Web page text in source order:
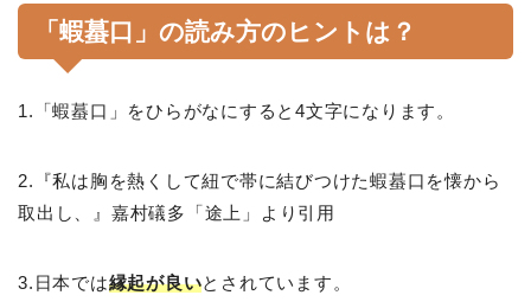
「蝦蟇口」の読み方のヒントは？
1.「蝦蟇口」をひらがなにすると4文字になります。
2.『私は胸を熱くして紐で帯に結びつけた蝦蟇口を懐から
取出し、』嘉村礒多「途上」より引用
3.日本では縁起が良いとされています。